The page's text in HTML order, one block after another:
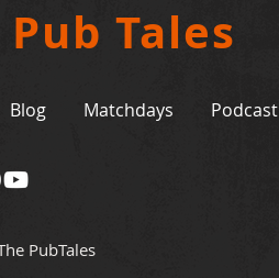
Tales
Blog Matchdays Podcast
PubTales